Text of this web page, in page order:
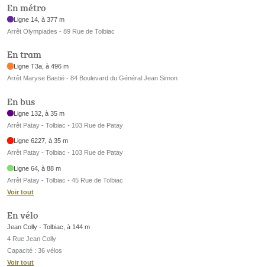
En métro
Ligne 14, à 377 m
Arrêt Olympiades - 89 Rue de Tolbiac
En tram
Ligne T3a, à 496 m
Arrêt Maryse Bastié - 84 Boulevard du Général Jean Simon
En bus
Ligne 132, à 35 m
Arrêt Patay - Tolbiac - 103 Rue de Patay
Ligne 6227, à 35 m
Arrêt Patay - Tolbiac - 103 Rue de Patay
Ligne 64, à 88 m
Arrêt Patay - Tolbiac - 45 Rue de Tolbiac
Voir tout
En vélo
Jean Colly - Tolbiac, à 144 m
4 Rue Jean Colly
Capacité : 36 vélos
Voir tout